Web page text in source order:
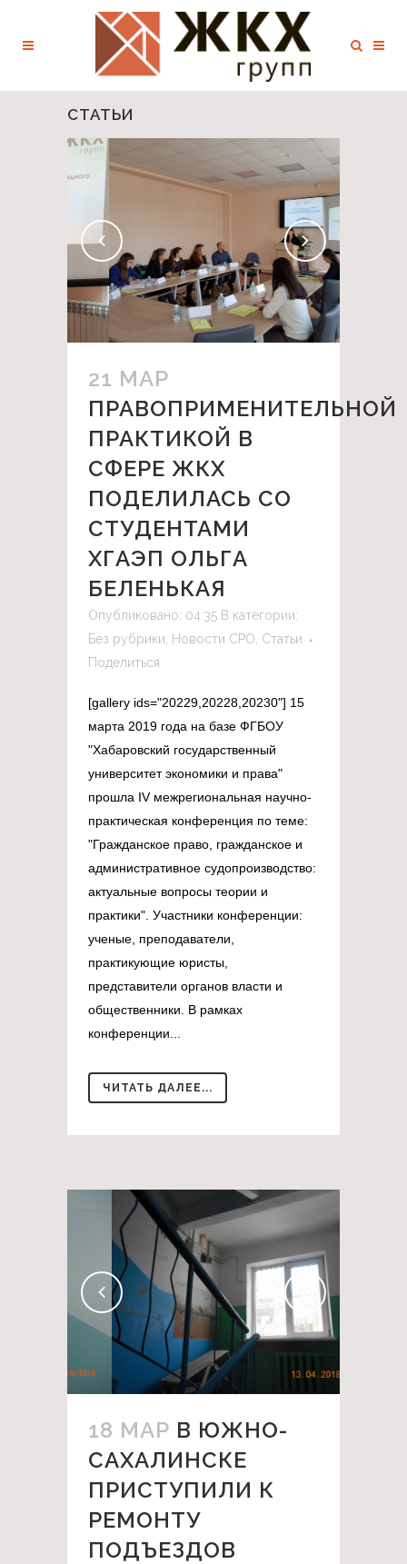
СТАТЬИ
21 МАР
ПРАВОПРИМЕНИТЕЛЬНОЙ
ПРАКТИКОЙ В
СФЕРЕ ЖКХ
ПОДЕЛИЛАСЬ СО
СТУДЕНТАМИ
ХГАЭП ОЛЬГА
БЕЛЕНЬКАЯ
Опубликовано: 04:35 В категории:
Без рубрики
Новости СРО Статьи
Поделиться
[gallery ids="20229,20228,20230"] 15
марта 2019 года на базе ФГБОУ
"Хабаровский государственный
университет экономики и права"
прошла IV межрегиональная научно-
практическая конференция по теме:
"Гражданское право, гражданское и
административное судопроизводство:
актуальные вопросы теории и
практики". Участники конференции:
ученые, преподаватели,
практикующие юристы,
представители органов власти и
общественники. В рамках
конференции...
ЧИТАТЬ ДАЛЕЕ...
18 МАР В ЮЖНО-
САХАЛИНСКЕ
ПРИСТУПИЛИ К
РЕМОНТУ
ПОДЪЕЗДОВ